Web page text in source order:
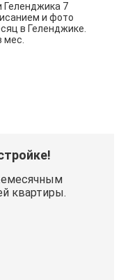
Геленджика 7
и фото
в Геленджике.
мес.
квартиры.